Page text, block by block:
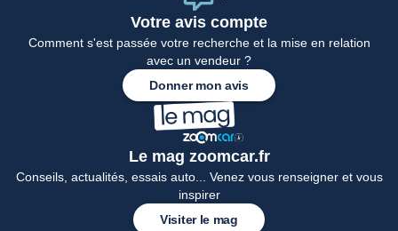
Votre avis compte
Comment s'est passée votre recherche et la mise en relation
avec un vendeur ?
Donner mon avis
Le mag zoomcar.fr
Conseils, actualités, essais auto... Venez vous renseigner et vous
inspirer
Visiter le mag